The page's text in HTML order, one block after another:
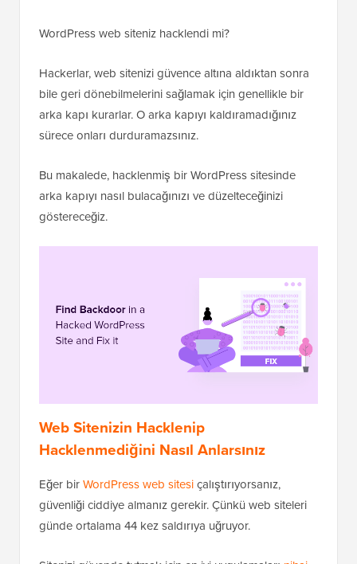
WordPress web siteniz hacklendi mi?
Hackerlar, web sitenizi güvence altına aldıktan sonra
bile geri dönebilmelerini sağlamak için genellikle bir
arka kapı kurarlar. O arka kapıyı kaldıramadığınız
sürece onları durduramazsınız.
Bu makalede, hacklenmiş bir WordPress sitesinde
arka kapıyı nasıl bulacağınızı ve düzelteceğinizi
göstereceğiz.
Web Sitenizin Hacklenip
Hacklenmediğini Nasıl Anlarsınız
Eğer birWordPress web sitesiçalıştırıyorsanız,
güvenliği ciddiye almanız gerekir. Çünkü web siteleri
günde ortalama 44 kez saldırıya uğruyor.